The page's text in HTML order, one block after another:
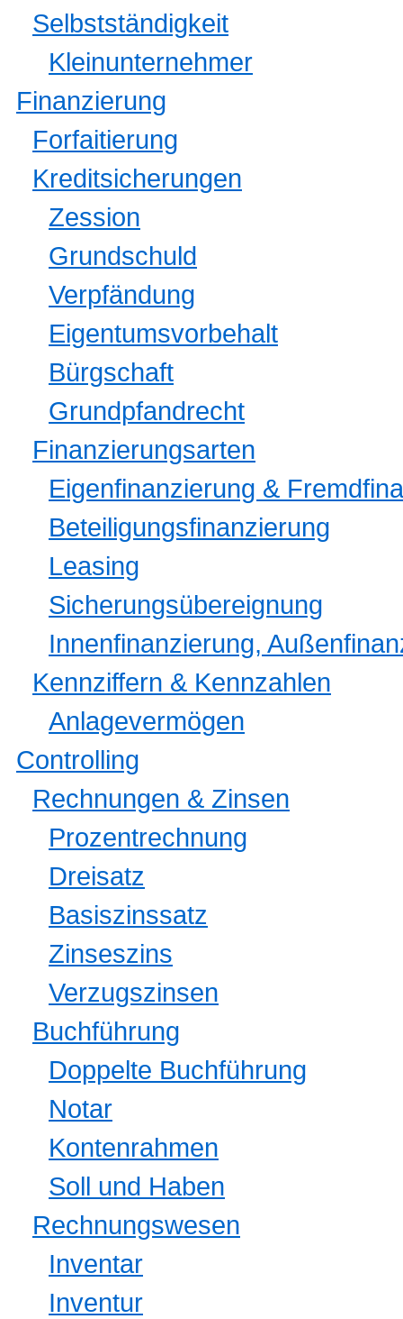
Selbstständigkeit
Kleinunternehmer
Finanzierung
Forfaitierung
Kreditsicherungen
Zession
Grundschuld
Verpfändung
Eigentumsvorbehalt
Bürgschaft
Grundpfandrecht
Finanzierungsarten
Eigenfinanzierung &
Beteiligungsfinanzierung
Leasing
Sicherungsübereignung
Innenfinanzierung,
Kennziffern & Kennzahlen
Anlagevermögen
Controlling
Rechnungen & Zinsen
Prozentrechnung
Dreisatz
Basiszinssatz
Zinseszins
Verzugszinsen
Buchführung
Doppelte Buchführung
Notar
Kontenrahmen
Soll und Haben
Rechnungswesen
Inventar
Inventur